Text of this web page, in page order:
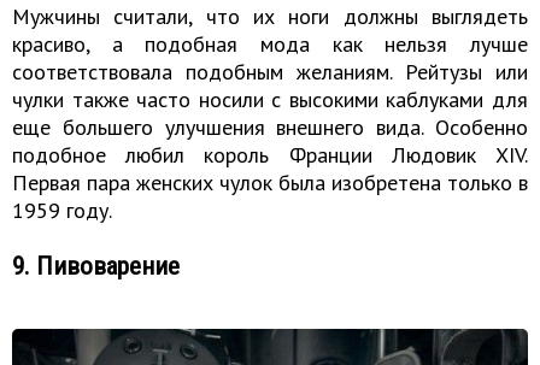
Мужчины считали, что их ноги должны выглядеть
красиво, а подобная мода как нельзя лучше
соответствовала подобным желаниям. Рейтузы или
чулки также часто носили с высокими каблуками для
еще большего улучшения внешнего вида. Особенно
подобное любил король Франции Людовик XIV.
Первая пара женских чулок была изобретена только в
1959 году.
9. Пивоварение